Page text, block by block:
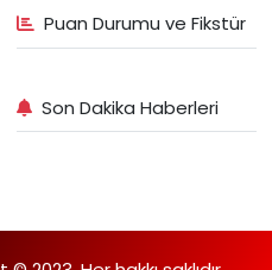
Puan Durumu ve Fikstür
Son Dakika Haberleri